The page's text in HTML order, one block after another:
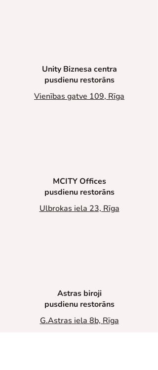
Unity Biznesa centra
pusdienu restorāns
Vienības gatve 109, Rīga
MCITY Offices
pusdienu restorāns
Ulbrokas iela 23, Rīga
Astras biroji
pusdienu restorāns
G.Astras iela 8b, Rīga